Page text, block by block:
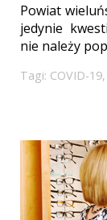
Powiat
jedynie
nie należy
Tagi: COVID-19,